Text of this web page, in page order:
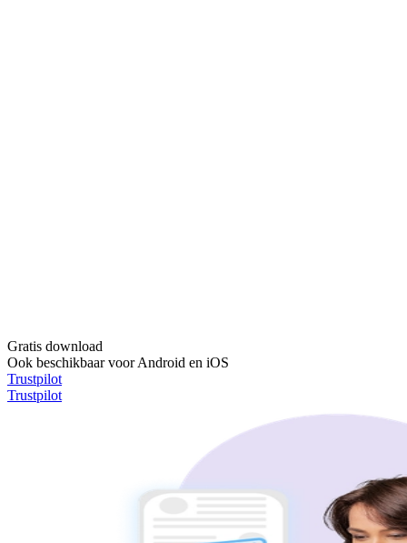
Gratis download
Ook beschikbaar voor Android en iOS
Trustpilot
Trustpilot